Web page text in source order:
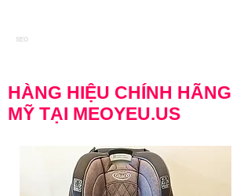
SEO
HÀNG HIỆU CHÍNH HÃNG
MỸ TẠI MEOYEU.US